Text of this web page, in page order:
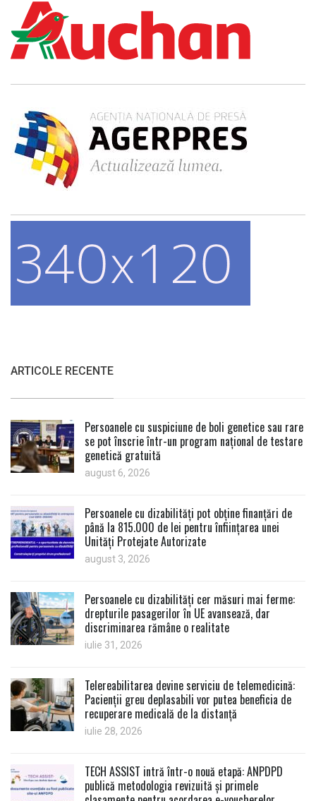
ARTICOLE RECENTE
Persoanele cu suspiciune de boli genetice sau rare
se pot înscrie într-un program național de testare
genetică gratuită
august 6, 2026
Persoanele cu dizabilități pot obține finanțări de
până la 815.000 de lei pentru înființarea unei
Unități Protejate Autorizate
august 3, 2026
Persoanele cu dizabilități cer măsuri mai ferme:
drepturile pasagerilor în UE avansează, dar
discriminarea rămâne o realitate
iulie 31, 2026
Telereabilitarea devine serviciu de telemedicină:
Pacienții greu deplasabili vor putea beneficia de
recuperare medicală de la distanță
iulie 28, 2026
TECH ASSIST intră într-o nouă etapă: ANPDPD
publică metodologia revizuită și primele